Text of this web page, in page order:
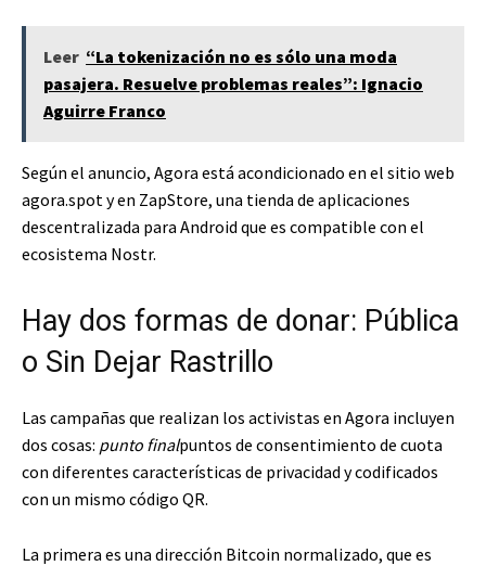
Leer “La tokenización no es sólo una moda
pasajera. Resuelve problemas reales”: Ignacio
Aguirre Franco
Según el anuncio, Agora está acondicionado en el sitio web
agora.spot y en ZapStore, una tienda de aplicaciones
descentralizada para Android que es compatible con el
ecosistema Nostr.
Hay dos formas de donar: Pública
o Sin Dejar Rastrillo
Las campañas que realizan los activistas en Agora incluyen
dos cosas: punto finalpuntos de consentimiento de cuota
con diferentes características de privacidad y codificados
con un mismo código QR.
La primera es una dirección Bitcoin normalizado, que es